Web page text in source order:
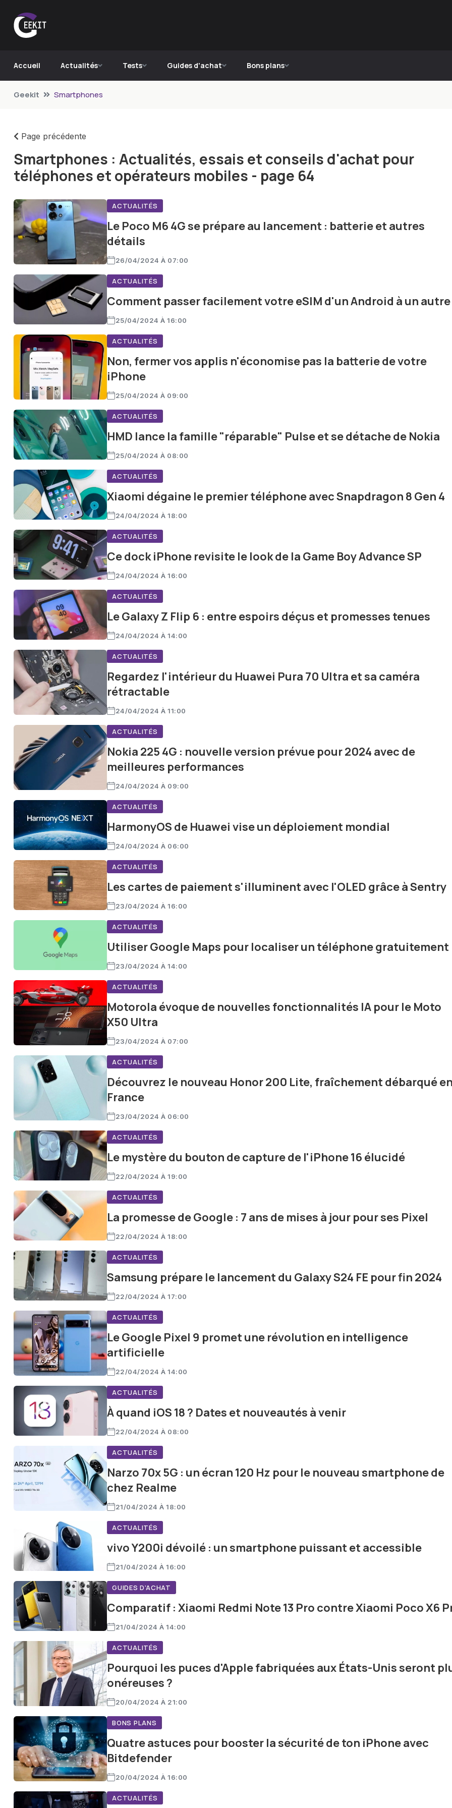
Accueil Actualités Tests Guides d'achat Bons plans
Geekit Smartphones
Page précédente
Smartphones : Actualités, essais et conseils d'achat pour
téléphones et opérateurs mobiles - page 64
ACTUALITÉS
Le Poco M6 4G se prépare au lancement : batterie et autres
détails
26/04/2024 À 07:00
ACTUALITÉS
Comment passer facilement votre eSIM d'un Android à un autre
25/04/2024 À 16:00
ACTUALITÉS
Non, fermer vos applis n'économise pas la batterie de votre
iPhone
25/04/2024 À 09:00
ACTUALITÉS
HMD lance la famille "réparable" Pulse et se détache de Nokia
25/04/2024 À 08:00
ACTUALITÉS
Xiaomi dégaine le premier téléphone avec Snapdragon 8 Gen 4
24/04/2024 À 18:00
ACTUALITÉS
Ce dock iPhone revisite le look de la Game Boy Advance SP
24/04/2024 À 16:00
ACTUALITÉS
Le Galaxy Z Flip 6 : entre espoirs déçus et promesses tenues
24/04/2024 À 14:00
ACTUALITÉS
Regardez l'intérieur du Huawei Pura 70 Ultra et sa caméra
rétractable
24/04/2024 À 11:00
ACTUALITÉS
Nokia 225 4G : nouvelle version prévue pour 2024 avec de
meilleures performances
24/04/2024 À 09:00
ACTUALITÉS
HarmonyOS de Huawei vise un déploiement mondial
24/04/2024 À 06:00
ACTUALITÉS
Les cartes de paiement s'illuminent avec l'OLED grâce à Sentry
23/04/2024 À 16:00
ACTUALITÉS
Utiliser Google Maps pour localiser un téléphone gratuitement
23/04/2024 À 14:00
ACTUALITÉS
Motorola évoque de nouvelles fonctionnalités IA pour le Moto
X50 Ultra
23/04/2024 À 07:00
ACTUALITÉS
Découvrez le nouveau Honor 200 Lite, fraîchement débarqué
France
23/04/2024 À 06:00
ACTUALITÉS
Le mystère du bouton de capture de l'iPhone 16 élucidé
22/04/2024 À 19:00
ACTUALITÉS
La promesse de Google : 7 ans de mises à jour pour ses Pixel
22/04/2024 À 18:00
ACTUALITÉS
Samsung prépare le lancement du Galaxy S24 FE pour fin 2024
22/04/2024 À 17:00
ACTUALITÉS
Le Google Pixel 9 promet une révolution en intelligence
artificielle
22/04/2024 À 14:00
ACTUALITÉS
À quand iOS 18 ? Dates et nouveautés à venir
22/04/2024 À 08:00
ACTUALITÉS
Narzo 70x 5G : un écran 120 Hz pour le nouveau smartphone de
chez Realme
21/04/2024 À 18:00
ACTUALITÉS
vivo Y200i dévoilé : un smartphone puissant et accessible
21/04/2024 À 16:00
GUIDES D'ACHAT
Comparatif : Xiaomi Redmi Note 13 Pro contre Xiaomi Poco X6
21/04/2024 À 14:00
ACTUALITÉS
Pourquoi les puces d'Apple fabriquées aux États-Unis seront
onéreuses ?
20/04/2024 À 21:00
BONS PLANS
Quatre astuces pour booster la sécurité de ton iPhone avec
Bitdefender
20/04/2024 À 16:00
ACTUALITÉS